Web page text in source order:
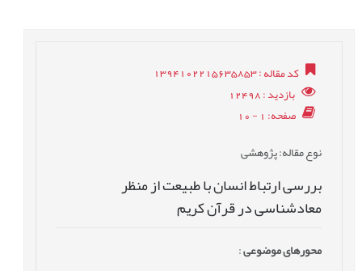
کد مقاله: 1394102215635853
بازدید: 12498
صفحه: 1 - 10
نوع مقاله: پژوهشی
بررسی ارتباط انسان با طبیعت از منظر
معادشناسی در قرآن کریم
محورهای موضوعی: